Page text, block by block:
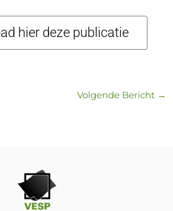
hier deze publicatie
Volgende Bericht →